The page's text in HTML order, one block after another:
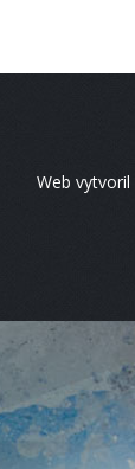
Web vytvoril